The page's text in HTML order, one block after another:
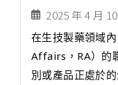
2025 年 4 月
在生技製藥領域
Affairs，RA）的
別或產品正處於